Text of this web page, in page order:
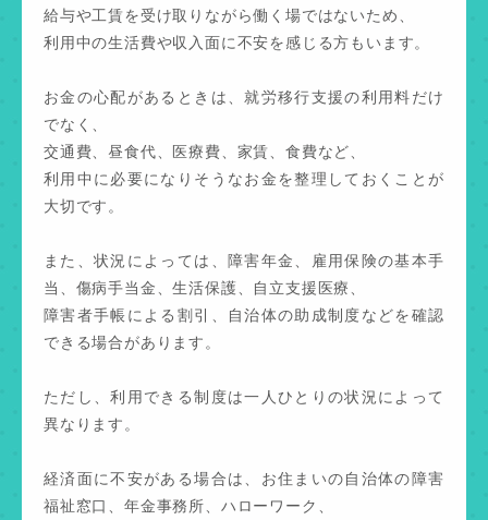
給与や工賃を受け取りながら働く場ではないため、
利用中の生活費や収入面に不安を感じる方もいます。
お金の心配があるときは、就労移行支援の利用料だけ
でなく、
交通費、昼食代、医療費、家賃、食費など、
利用中に必要になりそうなお金を整理しておくことが
大切です。
また、状況によっては、障害年金、雇用保険の基本手
当、傷病手当金、生活保護、自立支援医療、
障害者手帳による割引、自治体の助成制度などを確認
できる場合があります。
ただし、利用できる制度は一人ひとりの状況によって
異なります。
経済面に不安がある場合は、お住まいの自治体の障害
福祉窓口、年金事務所、ハローワーク、